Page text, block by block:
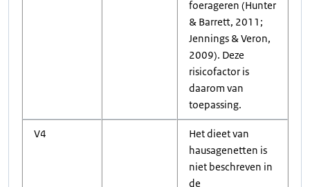
foerageren (Hunter
& Barrett, 2011;
Jennings & Veron,
2009). Deze
risicofactor is
daarom van
toepassing.
V4
Het dieet van
hausagenetten is
niet beschreven in
de